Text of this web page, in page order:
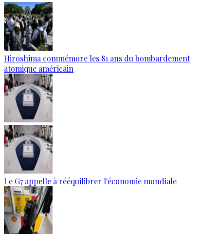
Hiroshima commémore les 81 ans du bombardement
atomique américain
Le G7 appelle à rééquilibrer l'économie mondiale